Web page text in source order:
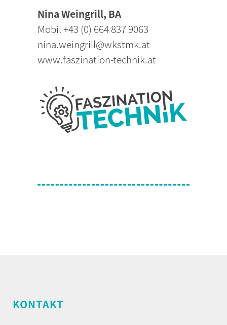
Nina Weingrill, BA
Mobil +43 (0) 664 837 9063
nina.weingrill@wkstmk.at
www.faszination-technik.at
KONTAKT